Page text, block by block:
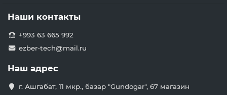
Наши контакты
+993 63 665 992
ezber-tech@mail.ru
Наш адрес
г. Ашгабат, 11 мкр., базар "Gundogar", 67 магазин